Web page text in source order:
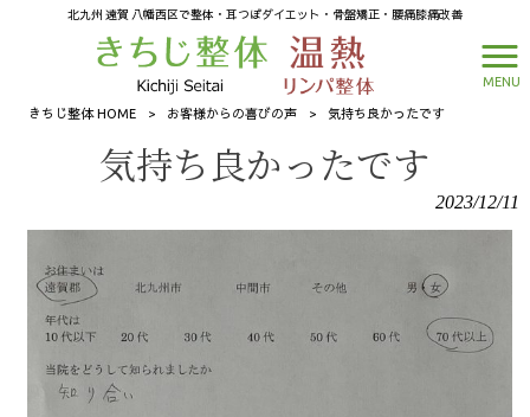
北九州 遠賀 八幡西区で整体・耳つぼダイエット・骨盤矯正・腰痛膝痛改善
MENU
きちじ整体 HOME > お客様からの喜びの声 > 気持ち良かったです
気持ち良かったです
2023/12/11